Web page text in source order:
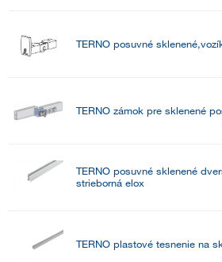
TERNO posuvné
TERNO zámok pre sklenené
TERNO posuvné sklenené
strieborná elox
TERNO plastové tesnenie na